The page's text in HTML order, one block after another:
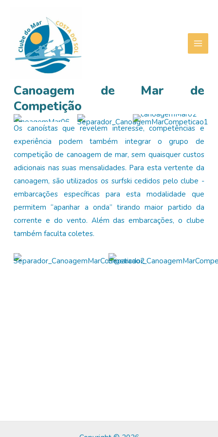
content
Canoagem de Mar de
Competição
Os canoístas que revelem interesse, competências e
experiência podem também integrar o grupo de
competição de canoagem de mar, sem quaisquer custos
adicionais nas suas mensalidades. Para esta vertente da
canoagem, são utilizados os surfski cedidos pelo clube -
embarcações específicas para esta modalidade que
permitem “apanhar a onda” tirando maior partido da
corrente e do vento. Além das embarcações, o clube
também faculta coletes.